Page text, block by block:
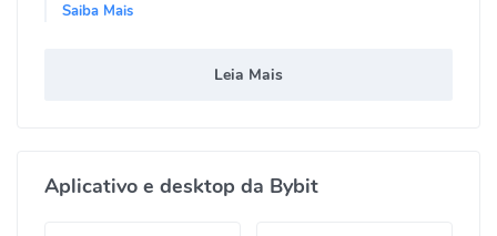
Saiba Mais
Leia Mais
Aplicativo e desktop da Bybit